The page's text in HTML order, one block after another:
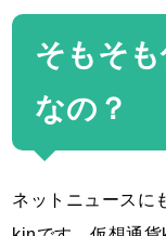
そもそ
なの？
ネットニュースに